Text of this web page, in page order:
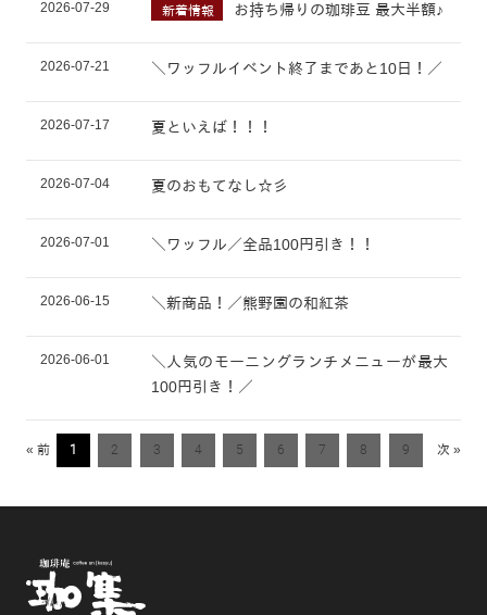
2026-07-29 新着情報 お持ち帰りの珈琲豆 最大半額♪
2026-07-21 ＼ワッフルイベント終了まであと10日！／
2026-07-17 夏といえば！！！
2026-07-04 夏のおもてなし☆彡
2026-07-01 ＼ワッフル／全品100円引き！！
2026-06-15 ＼新商品！／熊野園の和紅茶
2026-06-01
＼人気のモーニングランチメニューが最大
100円引き！／
« 前 1 2 3 4 5 6 7 8 9 次 »